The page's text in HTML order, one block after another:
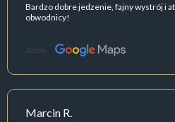
Bardzo dobre jedzenie, fajny wystrój i
obwodnicy!
Źródło:
Marcin R.